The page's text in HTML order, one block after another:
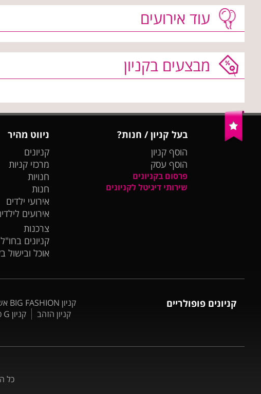
עוד אירועים
מבצעים בקניון
בעל קניון / חנות?
הוסף קניון
הוסף עסק
פרסום בקניונים
שירותי דיגיטל לקניונים
ניווט מהיר
קניונים
מרכזי קניות
חנויות
חנות
אירועי ילדים
אירועים
צרכנות
קניונים בחו"ל
אוכל ובישול
קניונים פופולריים קניון BIG FASHION אשדוד
קניון הזהב
קניון G כפר סבא
כל